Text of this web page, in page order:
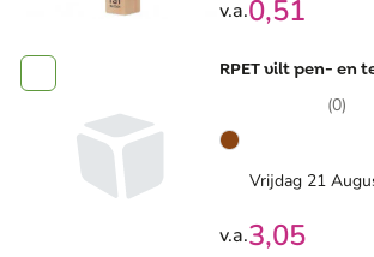
v.a.0,51
RPET vilt pen- en
(0)
Vrijdag 21
v.a.3,05